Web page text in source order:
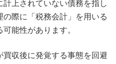
計上されていない債務を指し
際に「税務会計」を用いる
能性があります。
収後に発覚する事態を回避